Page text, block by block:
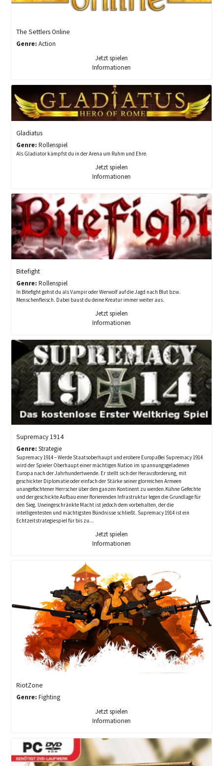
The Settlers Online
Genre: Action
Jetzt spielen
Informationen
Gladiatus
Genre: Rollenspiel
Als Gladiator kämpfst du in der Arena um Ruhm und Ehre.
Jetzt spielen
Informationen
Bitefight
Genre: Rollenspiel
In Bitefight gehst du als Vampir oder Werwolf auf die Jagd nach Blut bzw.
Menschenfleisch. Dabei baust du deine Kreatur immer weiter aus.
Jetzt spielen
Informationen
Supremacy 1914
Genre: Strategie
Supremacy 1914 – Werde Staatsoberhaupt und erobere EuropaBei Supremacy 1914
wird der Spieler Oberhaupt einer mächtigen Nation im spannungsgeladenen
Europa nach der Jahrhundertwende. Er stellt sich der Herausforderung, mit
geschickter Diplomatie oder einfach der Stärke seiner glorreichen Armeen
unangefochtener Herrscher über den ganzen Kontinent zu werden.Kühne Gefechte
und der geschickte Aufbau einer florierenden Infrastruktur legen die Grundlage für
den Sieg. Uneingeschränkte Macht ist jedoch dem vorbehalten, der die
intelligentesten und mächtigsten Bündnisse schließt. Supremacy 1914 ist ein
Echtzeitstrategiespiel für bis zu...
Jetzt spielen
Informationen
RiotZone
Genre: Fighting
Jetzt spielen
Informationen